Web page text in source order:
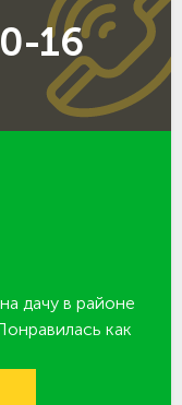
16
дачу в районе
как